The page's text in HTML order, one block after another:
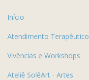
Início
Atendimento Terapêutico
Vivências e Workshops
Ateliê SolêArt - Artes